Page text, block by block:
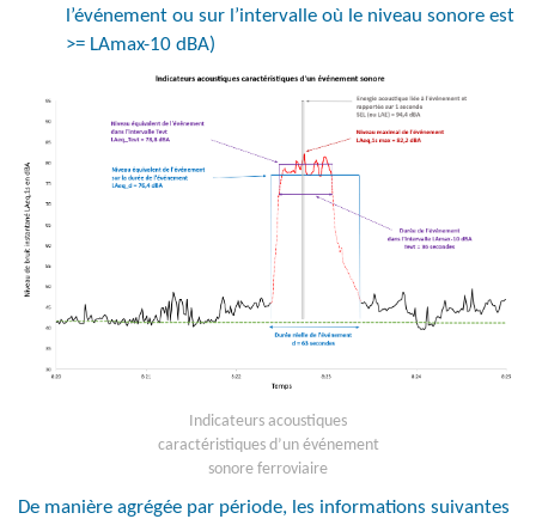
l’événement ou sur l’intervalle où le niveau sonore est
>= LAmax-10 dBA)
Indicateurs acoustiques
caractéristiques d’un événement
sonore ferroviaire
De manière agrégée par période, les informations suivantes